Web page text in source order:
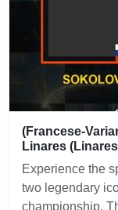
(Francese-
Linares
Experience the
two legendary
championship.